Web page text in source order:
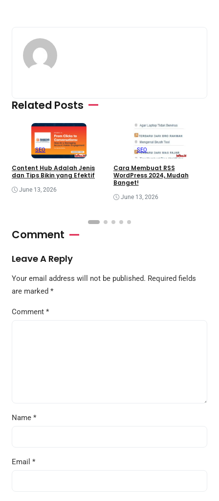
Related Posts
SEO
Content Hub Adalah Jenis
dan Tips Bikin yang Efektif
June 13, 2026
SEO
Cara Membuat RSS
WordPress 2024, Mudah
Banget!
June 13, 2026
Comment
Leave A Reply
Your email address will not be published. Required fields
are marked *
Comment *
Name *
Email *